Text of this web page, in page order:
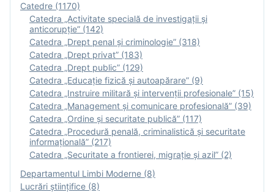
Catedre (1170)
Catedra „Activitate specială de investigaţii şi
anticorupție” (142)
Catedra „Drept penal și criminologie” (318)
Catedra „Drept privat” (183)
Catedra „Drept public” (129)
Catedra „Educație fizică şi autoapărare” (9)
Catedra „Instruire militară şi intervenţii profesionale” (15)
Catedra „Management și comunicare profesională” (39)
Catedra „Ordine și securitate publică” (117)
Catedra „Procedură penală, criminalistică și securitate
informațională” (217)
Catedra „Securitate a frontierei, migrație și azil” (2)
Departamentul Limbi Moderne (8)
Lucrări științifice (8)